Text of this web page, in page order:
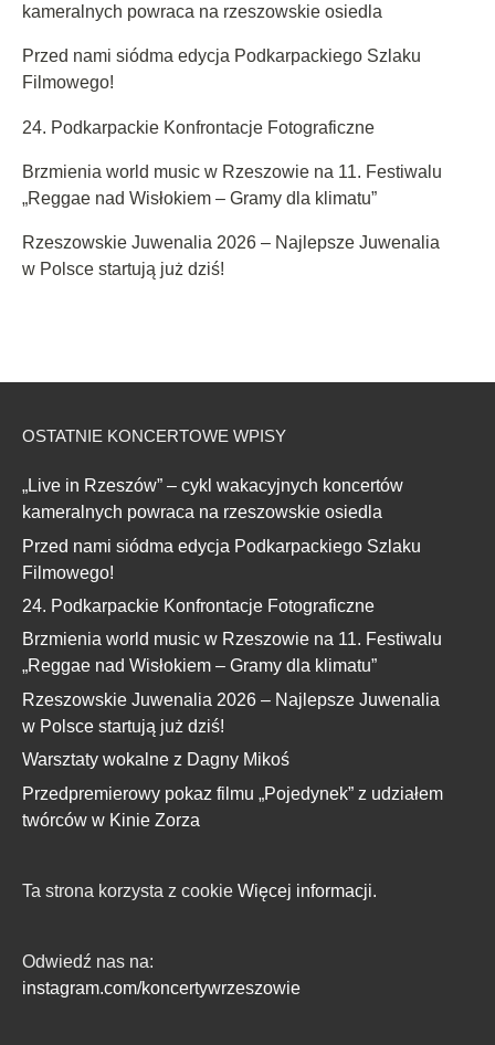
kameralnych powraca na rzeszowskie osiedla
Przed nami siódma edycja Podkarpackiego Szlaku
Filmowego!
24. Podkarpackie Konfrontacje Fotograficzne
Brzmienia world music w Rzeszowie na 11. Festiwalu
„Reggae nad Wisłokiem – Gramy dla klimatu”
Rzeszowskie Juwenalia 2026 – Najlepsze Juwenalia
w Polsce startują już dziś!
OSTATNIE KONCERTOWE WPISY
„Live in Rzeszów” – cykl wakacyjnych koncertów
kameralnych powraca na rzeszowskie osiedla
Przed nami siódma edycja Podkarpackiego Szlaku
Filmowego!
24. Podkarpackie Konfrontacje Fotograficzne
Brzmienia world music w Rzeszowie na 11. Festiwalu
„Reggae nad Wisłokiem – Gramy dla klimatu”
Rzeszowskie Juwenalia 2026 – Najlepsze Juwenalia
w Polsce startują już dziś!
Warsztaty wokalne z Dagny Mikoś
Przedpremierowy pokaz filmu „Pojedynek” z udziałem
twórców w Kinie Zorza
Ta strona korzysta z cookie Więcej informacji.
Odwiedź nas na:
instagram.com/koncertywrzeszowie